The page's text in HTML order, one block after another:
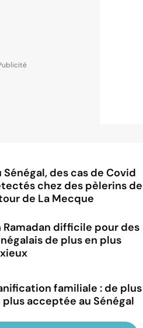
Sénégal, des cas de Covid
chez des pèlerins de
de La Mecque
Ramadan difficile pour des
de plus en plus
familiale : de plus
plus acceptée au Sénégal